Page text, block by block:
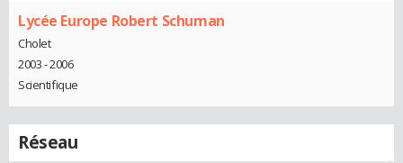
Lycée Europe Robert Schuman
Cholet
2003 - 2006
Scientifique
Réseau